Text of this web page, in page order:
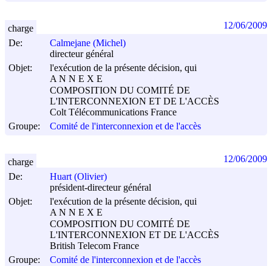
De:
Calmejane (Michel)
directeur général
Objet:
l'exécution de la présente décision, qui
A N N E X E
COMPOSITION DU COMITÉ DE
L'INTERCONNEXION ET DE L'ACCÈS
Colt Télécommunications France
Groupe:
Comité de l'interconnexion et de l'accès
charge 12/06/2009
De:
Huart (Olivier)
président-directeur général
Objet:
l'exécution de la présente décision, qui
A N N E X E
COMPOSITION DU COMITÉ DE
L'INTERCONNEXION ET DE L'ACCÈS
British Telecom France
Groupe:
Comité de l'interconnexion et de l'accès
charge 12/06/2009